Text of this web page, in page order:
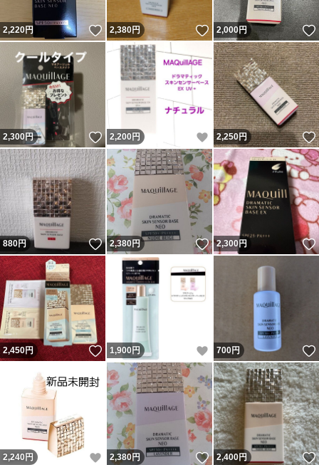
2,220円 いいね！
2,380円 いいね！
2,000円
2,300円 いいね！
2,200 円 いいね！
2,250円
880円 いいね！
2,380円 いいね！
2,300円
2,450円 いいね！
1,900円 いいね！
700円
2,240 円 いいね！
2,380円 いいね！
2,400円